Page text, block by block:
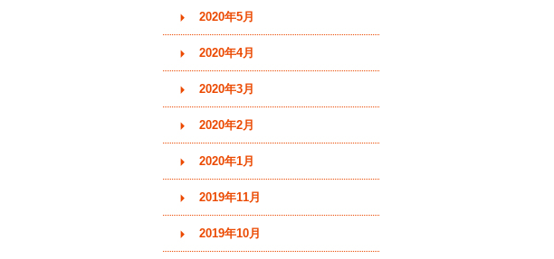
2020年5月
2020年4月
2020年3月
2020年2月
2020年1月
2019年11月
2019年10月